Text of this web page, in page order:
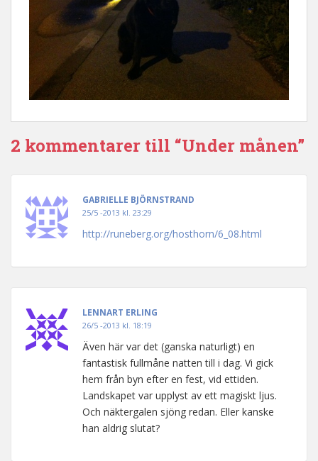
2 kommentarer till “Under månen”
GABRIELLE BJÖRNSTRAND
25/5 -2013 kl. 23:29
http://runeberg.org/hosthorn/6_08.html
LENNART ERLING
26/5 -2013 kl. 18:19
Även här var det (ganska naturligt) en
fantastisk fullmåne natten till i dag. Vi gick
hem från byn efter en fest, vid ettiden.
Landskapet var upplyst av ett magiskt ljus.
Och näktergalen sjöng redan. Eller kanske
han aldrig slutat?